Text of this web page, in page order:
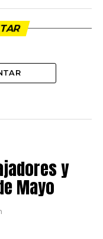
y
Mayo